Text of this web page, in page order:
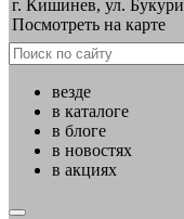
г. Кишинев, ул.
Посмотреть на карте
везде
в каталоге
в блоге
в новостях
в акциях